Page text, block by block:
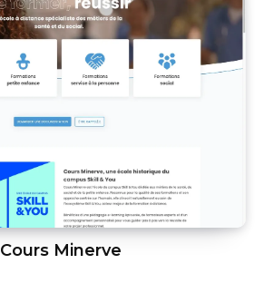
Cours Minerve